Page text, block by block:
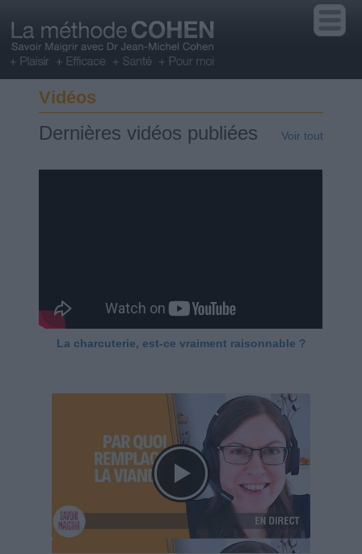
Vidéos
Dernières vidéos publiées Voir tout
La charcuterie, est-ce vraiment raisonnable ?